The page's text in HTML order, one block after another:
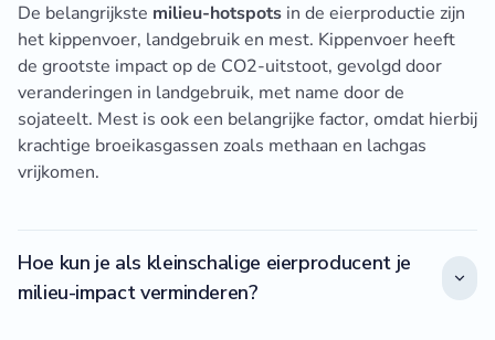
De belangrijkste milieu-hotspots in de eierproductie zijn
het kippenvoer, landgebruik en mest. Kippenvoer heeft
de grootste impact op de CO2-uitstoot, gevolgd door
veranderingen in landgebruik, met name door de
sojateelt. Mest is ook een belangrijke factor, omdat hierbij
krachtige broeikasgassen zoals methaan en lachgas
vrijkomen.
Hoe kun je als kleinschalige eierproducent je
milieu-impact verminderen?